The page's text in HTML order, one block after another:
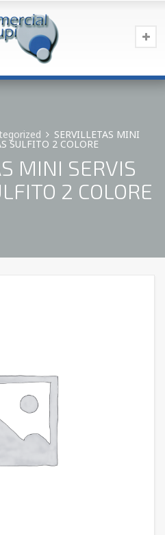
SERVILLETAS MINI
SULFITO 2 COLORE
MINI SERVIS
2 COLORE